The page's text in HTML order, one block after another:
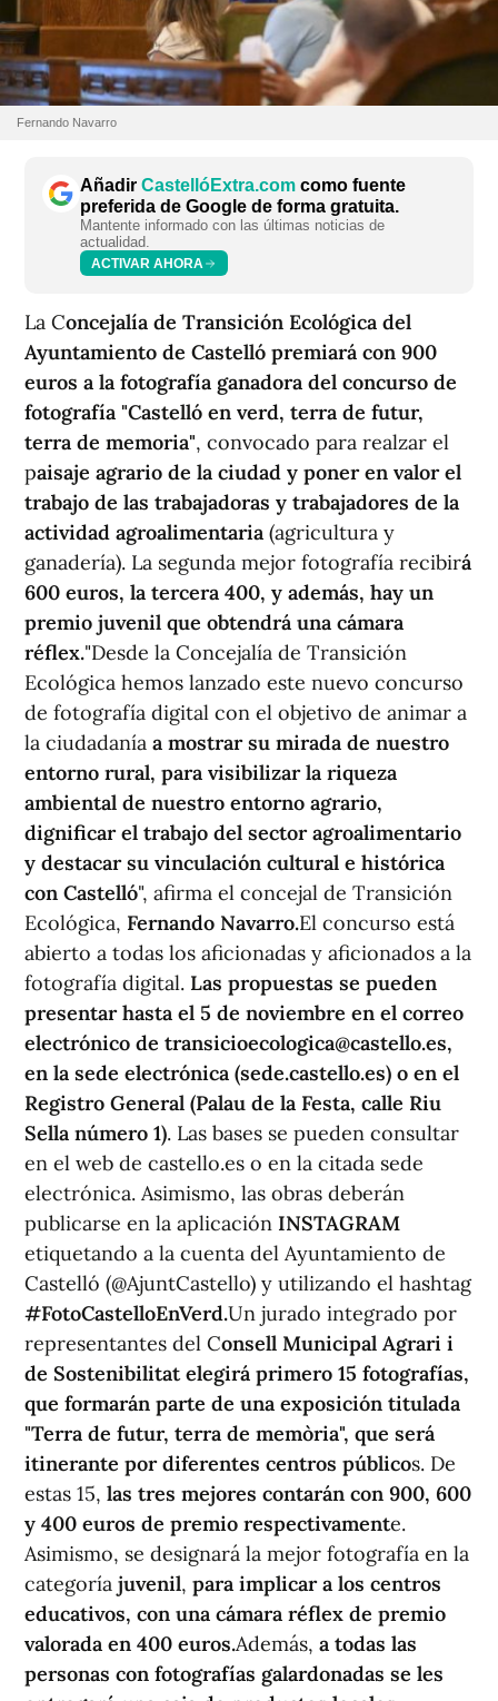
Fernando Navarro
Añadir CastellóExtra.com como fuente
preferida de Google de forma gratuita.
Mantente informado con las últimas noticias de
actualidad.
ACTIVAR AHORA
La Concejalía de Transición Ecológica del
Ayuntamiento de Castelló premiará con 900
euros a la fotografía ganadora del concurso de
fotografía "Castelló en verd, terra de futur,
terra de memoria", convocado para realzar el
paisaje agrario de la ciudad y poner en valor el
trabajo de las trabajadoras y trabajadores de la
actividad agroalimentaria (agricultura y
ganadería). La segunda mejor fotografía recibirá
600 euros, la tercera 400, y además, hay un
premio juvenil que obtendrá una cámara
réflex."Desde la Concejalía de Transición
Ecológica hemos lanzado este nuevo concurso
de fotografía digital con el objetivo de animar a
la ciudadanía a mostrar su mirada de nuestro
entorno rural, para visibilizar la riqueza
ambiental de nuestro entorno agrario,
dignificar el trabajo del sector agroalimentario
y destacar su vinculación cultural e histórica
con Castelló", afirma el concejal de Transición
Ecológica, Fernando Navarro.El concurso está
abierto a todas los aficionadas y aficionados a la
fotografía digital. Las propuestas se pueden
presentar hasta el 5 de noviembre en el correo
electrónico de transicioecologica@castello.es,
en la sede electrónica (sede.castello.es) o en el
Registro General (Palau de la Festa, calle Riu
Sella número 1). Las bases se pueden consultar
en el web de castello.es o en la citada sede
electrónica. Asimismo, las obras deberán
publicarse en la aplicación INSTAGRAM
etiquetando a la cuenta del Ayuntamiento de
Castelló (@AjuntCastello) y utilizando el hashtag
#FotoCastelloEnVerd.Un jurado integrado por
representantes del Consell Municipal Agrari i
de Sostenibilitat elegirá primero 15 fotografías,
que formarán parte de una exposición titulada
"Terra de futur, terra de memòria", que será
itinerante por diferentes centros públicos. De
estas 15, las tres mejores contarán con 900, 600
y 400 euros de premio respectivamente.
Asimismo, se designará la mejor fotografía en la
categoría juvenil, para implicar a los centros
educativos, con una cámara réflex de premio
valorada en 400 euros.Además, a todas las
personas con fotografías galardonadas se les